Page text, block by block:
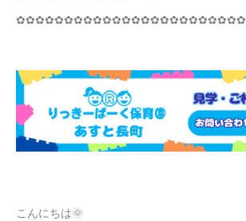
✿✿✿✿✿✿✿✿✿✿✿✿✿✿✿✿✿✿✿✿✿✿✿✿
こんにちは🌞